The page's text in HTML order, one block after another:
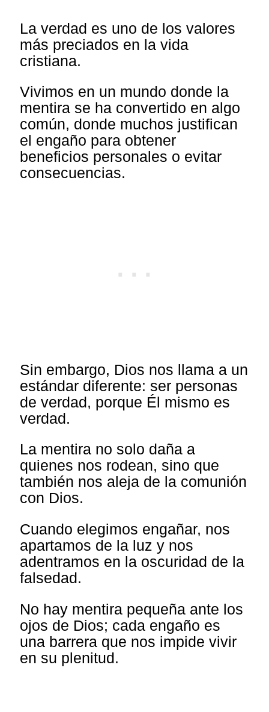
La verdad es uno de los valores
más preciados en la vida
cristiana.
Vivimos en un mundo donde la
mentira se ha convertido en algo
común, donde muchos justifican
el engaño para obtener
beneficios personales o evitar
consecuencias.
Sin embargo, Dios nos llama a un
estándar diferente: ser personas
de verdad, porque Él mismo es
verdad.
La mentira no solo daña a
quienes nos rodean, sino que
también nos aleja de la comunión
con Dios.
Cuando elegimos engañar, nos
apartamos de la luz y nos
adentramos en la oscuridad de la
falsedad.
No hay mentira pequeña ante los
ojos de Dios; cada engaño es
una barrera que nos impide vivir
en su plenitud.